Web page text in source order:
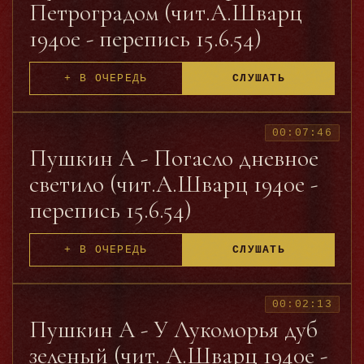
жеста, музыкальный голос, чувство ритма,
умелое использование деталей костюма,
бутафории определили своеобразие
исполнительского стиля Яхонтова» (Е.Дубнова).
http://ru.wikipedia.org/wiki/
Яхонтов,_Владимир_Николаевич
http://dic.academic.ru/dic.nsf/lermontov/1512/
Шварц
Петроградом (чит.А.Шварц
1940е - перепись 15.6.54)
+ В ОЧЕРЕДЬ СЛУШАТЬ
Пушкин А - Погасло дневное
светило (чит.А.Шварц 1940е -
перепись 15.6.54)
00:07:46
+ В ОЧЕРЕДЬ СЛУШАТЬ
Пушкин А - У Лукоморья дуб
зеленый (чит. А.Шварц 1940е -
00:02:13